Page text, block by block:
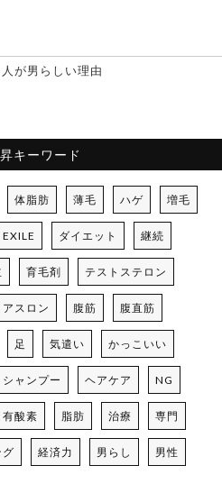
が男らしい理由
キーワード
体脂肪 薄毛 ハゲ 増毛
EXILE ダイエット 継続
育毛剤 テストステロン
アスロン 腹筋 腹直筋
足 気遣い かっこいい
シャンプー ヘアケア NG
有酸素 脂肪 治療 専門
グ 経済力 男らし 男性